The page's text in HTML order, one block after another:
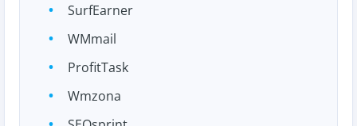
SurfEarner
WMmail
ProfitTask
Wmzona